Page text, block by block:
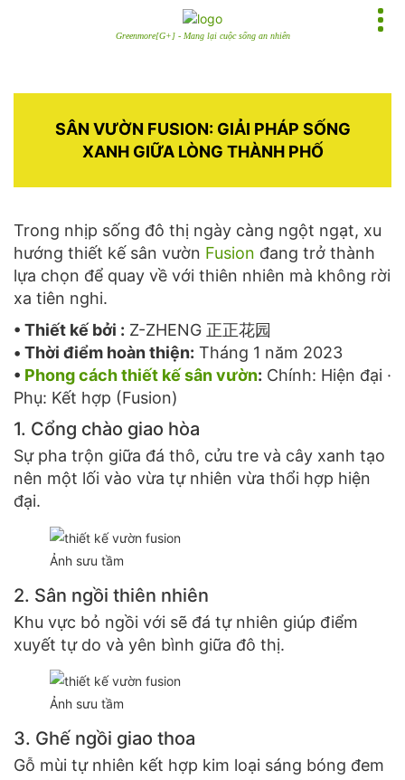
Greenmore[G+] - Mang lại cuộc sống an nhiên
SÂN VƯỜN FUSION: GIẢI PHÁP SỐNG
XANH GIỮA LÒNG THÀNH PHỐ
Trong nhịp sống đô thị ngày càng ngột ngạt, xu
hướng thiết kế sân vườn Fusion đang trở thành
lựa chọn để quay về với thiên nhiên mà không rời
xa tiên nghi.
• Thiết kế bởi : Z-ZHENG 正正花园
• Thời điểm hoàn thiện: Tháng 1 năm 2023
• Phong cách thiết kế sân vườn: Chính: Hiện đại ·
Phụ: Kết hợp (Fusion)
1. Cổng chào giao hòa
Sự pha trộn giữa đá thô, cửu tre và cây xanh tạo
nên một lối vào vừa tự nhiên vừa thổi hợp hiện
đại.
Ảnh sưu tầm
2. Sân ngồi thiên nhiên
Khu vực bỏ ngồi với sẽ đá tự nhiên giúp điểm
xuyết tự do và yên bình giữa đô thị.
Ảnh sưu tầm
3. Ghế ngồi giao thoa
Gỗ mùi tự nhiên kết hợp kim loại sáng bóng đem